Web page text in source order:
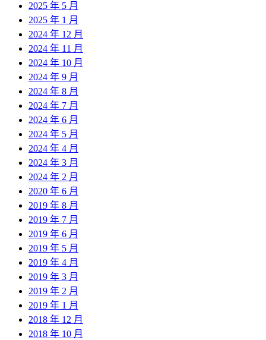
2025 年 5 月
2025 年 1 月
2024 年 12 月
2024 年 11 月
2024 年 10 月
2024 年 9 月
2024 年 8 月
2024 年 7 月
2024 年 6 月
2024 年 5 月
2024 年 4 月
2024 年 3 月
2024 年 2 月
2020 年 6 月
2019 年 8 月
2019 年 7 月
2019 年 6 月
2019 年 5 月
2019 年 4 月
2019 年 3 月
2019 年 2 月
2019 年 1 月
2018 年 12 月
2018 年 10 月